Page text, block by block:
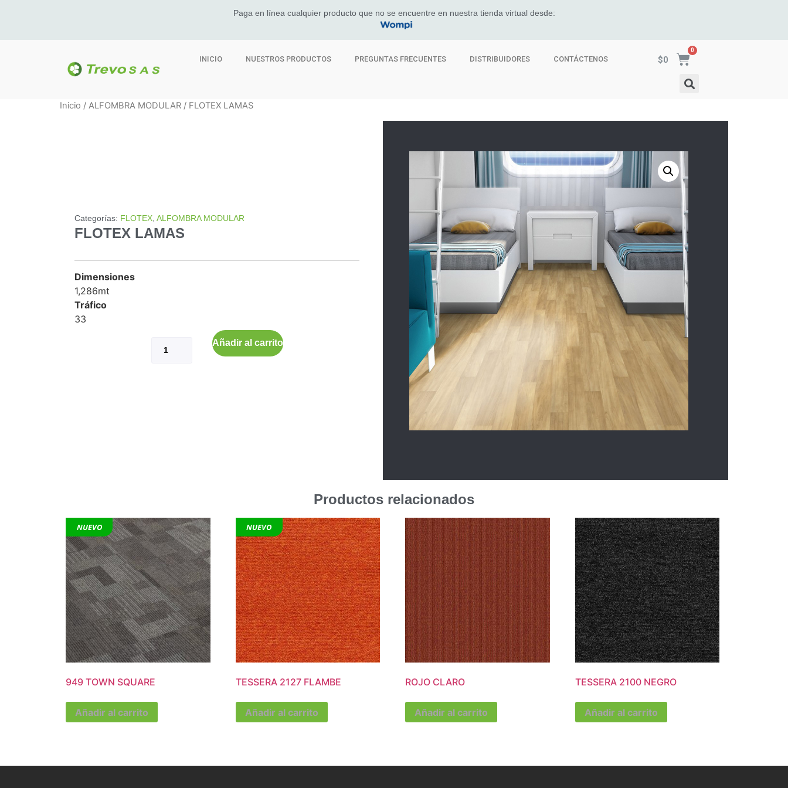
Paga en línea cualquier producto que no se encuentre en nuestra tienda virtual desde:
INICIO NUESTROS PRODUCTOS PREGUNTAS FRECUENTES DISTRIBUIDORES CONTÁCTENOS $0
Inicio / ALFOMBRA MODULAR / FLOTEX LAMAS
Categorías: FLOTEX ALFOMBRA MODULAR
FLOTEX LAMAS
Dimensiones
1,286mt
Tráfico
33
Añadir al carrito
Productos relacionados
NUEVO
949 TOWN SQUARE
Añadir al carrito
NUEVO
TESSERA 2127 FLAMBE
Añadir al carrito
ROJO CLARO
Añadir al carrito
TESSERA 2100 NEGRO
Añadir al carrito